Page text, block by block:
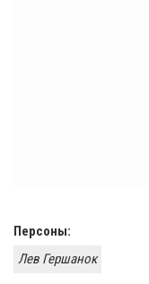
Персоны:
Лев Гершанок